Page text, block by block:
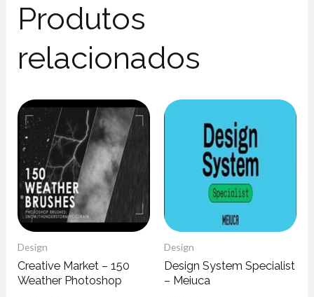
Produtos
relacionados
Design
Creative Market – 150
Weather Photoshop
Design
Design System Specialist
– Meiuca